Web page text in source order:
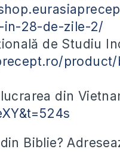
in-28-de-zile-2/
de Studiu
din
Biblie?